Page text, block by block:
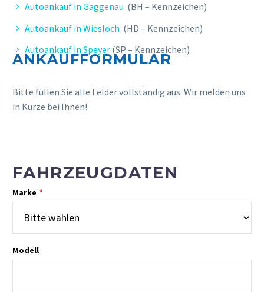
Autoankauf in Gaggenau (BH – Kennzeichen)
Autoankauf in Wiesloch (HD – Kennzeichen)
Autoankauf in Speyer (SP – Kennzeichen)
ANKAUFFORMULAR
Bitte füllen Sie alle Felder vollständig aus. Wir melden uns
in Kürze bei Ihnen!
FAHRZEUGDATEN
Marke *
Modell